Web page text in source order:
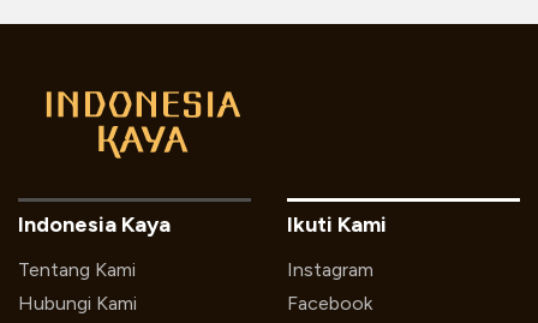
Indonesia Kaya
Tentang Kami
Hubungi Kami
Ikuti Kami
Instagram
Facebook